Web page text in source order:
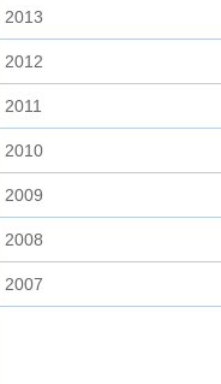
2013
2012
2011
2010
2009
2008
2007